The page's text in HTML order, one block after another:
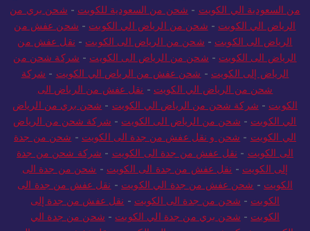
السعودية الي الكويت-شحن و نقل عفش من جدة الى الكويت - شحن
من السعودية الي الكويت-شحن من السعودية للكويت-شحن بري من
الرياض الي الكويت- شحن من الرياض الي الكويت- شحن عفش من
الرياض الى الكويت-شحن من الرياض الى الكويت-نقل عفش من
الرياض الى الكويت- شحن من الرياض الى الكويت -شركة شحن من
الرياض إلى الكويت- شحن عفش من الرياض الي الكويت -شركة
شحن من الرياض الي الكويت-
نقل عفش من الرياض الى
الكويت-شركة شحن من الرياض الي الكويت - شحن بري من الرياض
الي الكويت - شحن من الرياض الى الكويت-
شركة شحن من الرياض
الي الكويت- شحن و نقل عفش من جدة الى الكويت-شحن من جدة
الى الكويت-نقل عفش من جدة الى الكويت-شركة شحن من جدة
إلى الكويت- نقل عفش من جدة الى الكويت-
شحن من جدة الى
الكويت-شحن عفش من جدة الي الكويت-
نقل عفش من جدة الى
الكويت - شحن من جدة الى الكويت-نقل عفش من جدة إلى